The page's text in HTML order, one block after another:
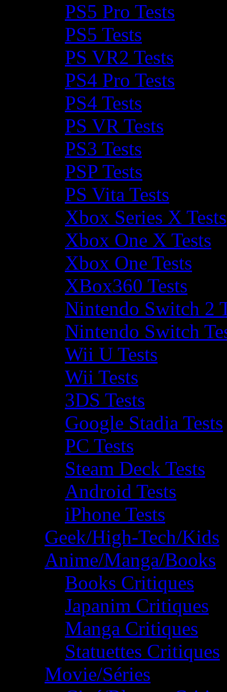
PS5 Pro Tests
PS5 Tests
PS VR2 Tests
PS4 Pro Tests
PS4 Tests
PS VR Tests
PS3 Tests
PSP Tests
PS Vita Tests
Xbox Series X Tests
Xbox One X Tests
Xbox One Tests
XBox360 Tests
Nintendo Switch 2
Nintendo Switch
Wii U Tests
Wii Tests
3DS Tests
Google Stadia Tests
PC Tests
Steam Deck Tests
Android Tests
iPhone Tests
Geek/High-Tech/Kids
Anime/Manga/Books
Books Critiques
Japanim Critiques
Manga Critiques
Statuettes Critiques
Movie/Séries